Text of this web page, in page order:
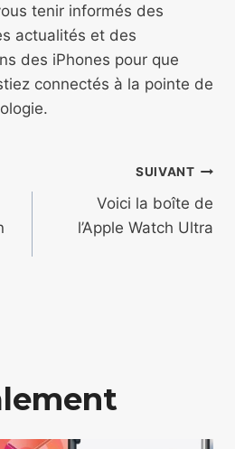
tenir informés des
actualités et des
des iPhones pour que
connectés à la pointe de
SUIVANT
Voici la boîte de
l’Apple Watch Ultra